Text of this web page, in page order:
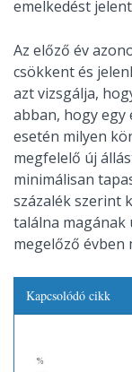
emelkedést
Az előző év
csökkent és
azt vizsgálja,
abban, hogy egy
esetén milyen
megfelelő új
minimálisan
százalék szerint
találna magának
megelőző évben
Kapcsolódó cikk